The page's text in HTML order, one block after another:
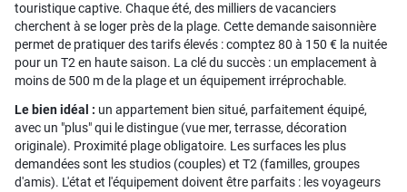
touristique captive. Chaque été, des milliers de vacanciers
cherchent à se loger près de la plage. Cette demande saisonnière
permet de pratiquer des tarifs élevés : comptez 80 à 150 € la nuitée
pour un T2 en haute saison. La clé du succès : un emplacement à
moins de 500 m de la plage et un équipement irréprochable.
Le bien idéal : un appartement bien situé, parfaitement équipé,
avec un "plus" qui le distingue (vue mer, terrasse, décoration
originale). Proximité plage obligatoire. Les surfaces les plus
demandées sont les studios (couples) et T2 (familles, groupes
d'amis). L'état et l'équipement doivent être parfaits : les voyageurs